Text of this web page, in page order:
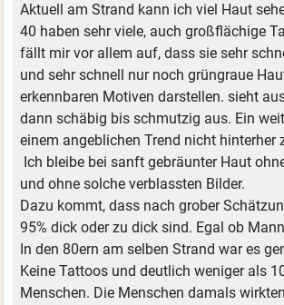
Aktuell am Strand kann ich viel Haut
40 haben sehr viele, auch großflächige
fällt mir vor allem auf, dass sie sehr
und sehr schnell nur noch grüngraue
erkennbaren Motiven darstellen. sieht
dann schäbig bis schmutzig aus. Ein
einem angeblichen Trend nicht hinterher
Ich bleibe bei sanft gebräunter Haut
und ohne solche verblassten Bilder.
Dazu kommt, dass nach grober
95% dick oder zu dick sind. Egal ob
In den 80ern am selben Strand war es
Keine Tattoos und deutlich weniger als
Menschen. Die Menschen damals